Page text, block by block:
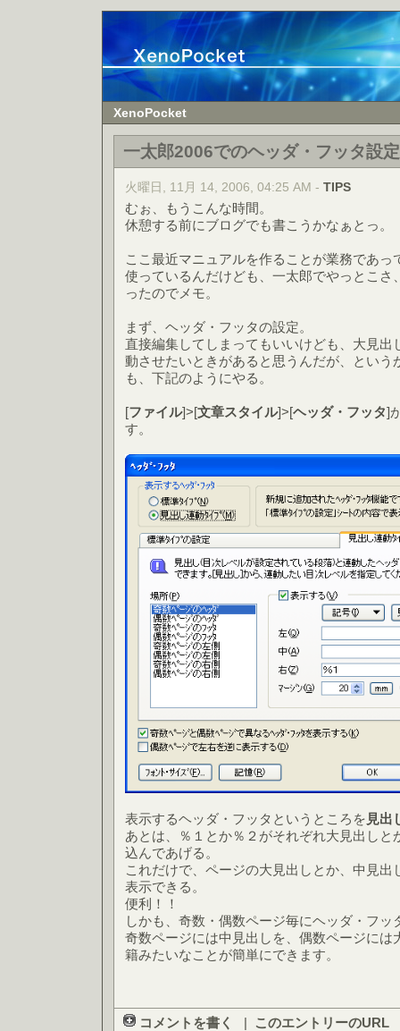
XenoPocket
一太郎2006でのヘッダ・フッタ設定
火曜日, 11月 14, 2006, 04:25 AM - TIPS
むぉ、もうこんな時間。
休憩する前にブログでも書こうかなぁとっ。
ここ最近マニュアルを作ることが業務であ
使っているんだけども、一太郎でやっとこさ
ったのでメモ。
まず、ヘッダ・フッタの設定。
直接編集してしまってもいいけども、大見出
動させたいときがあると思うんだが、という
も、下記のようにやる。
[ファイル]>[文章スタイル]>[ヘッダ・フッタ]
す。
表示するヘッダ・フッタというところを 見出
あとは、％１とか％２がそれぞれ大見出しと
込んであげる。
これだけで、ページの大見出しとか、中見
表示できる。
便利！！
しかも、奇数・偶数ページ毎にヘッダ・フ
奇数ページには中見出しを、偶数ページには
籍みたいなことが簡単にできます。
コメントを書く | このエントリーのURL